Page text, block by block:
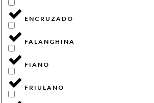
ENCRUZADO
FALANGHINA
FIANO
FRIULANO